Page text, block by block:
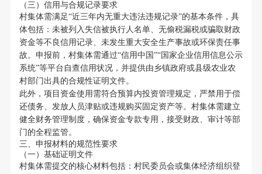
（三）信用与合规记录要求
村集体需满足“近三年内无重大违法违规记录”的基本条件，具
体包括：未被列入失信被执行人名单、无偷税漏税或骗取财政
资金等不良信用记录、未发生重大安全生产事故或环保责任事
故。申报前，村集体需通过“信用中国”“国家企业信用信息公示
系统”等平台自查信用状况，并提供由乡镇政府或县级农业农
村部门出具的合规性证明文件。
此外，项目资金使用需符合预算内投资管理规定，严禁用于偿
还债务、发放人员津贴或违规购买固定资产等。村集体需建立
健全财务管理制度，确保资金专款专用，接受财政、审计等部
门的全程监管。
三、申报材料的规范性要求
（一）基础证明文件
村集体需提交的核心材料包括：村民委员会或集体经济组织登